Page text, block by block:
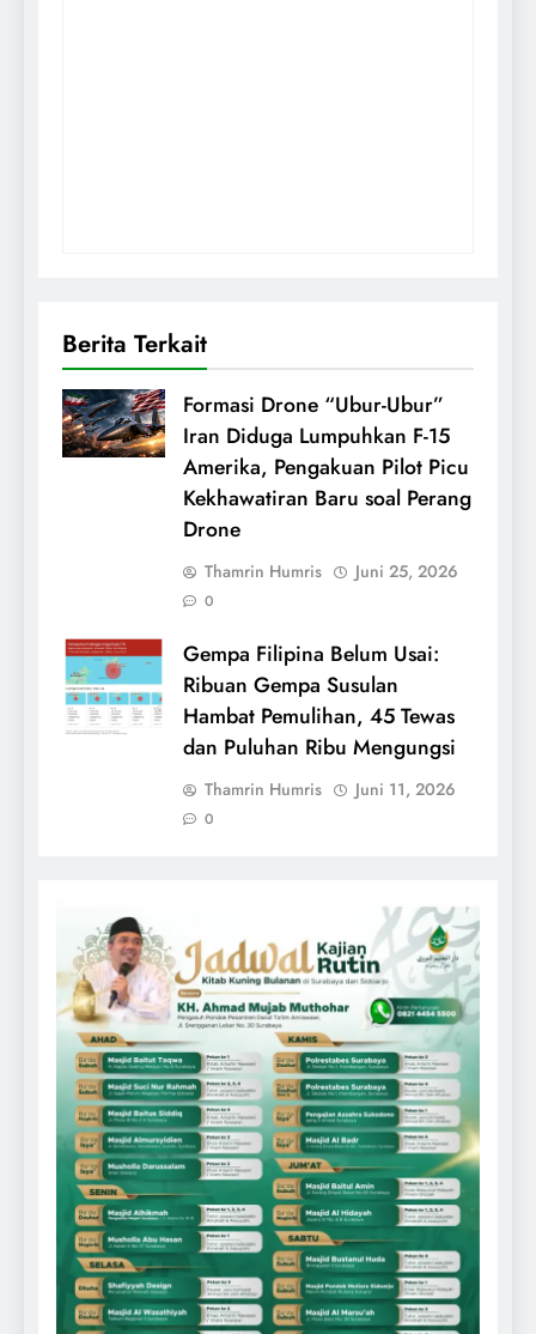
Berita Terkait
Formasi Drone “Ubur-Ubur”
Iran Diduga Lumpuhkan F-15
Amerika, Pengakuan Pilot Picu
Kekhawatiran Baru soal Perang
Drone
Thamrin Humris Juni 25, 2026
0
Gempa Filipina Belum Usai:
Ribuan Gempa Susulan
Hambat Pemulihan, 45 Tewas
dan Puluhan Ribu Mengungsi
Thamrin Humris Juni 11, 2026
0